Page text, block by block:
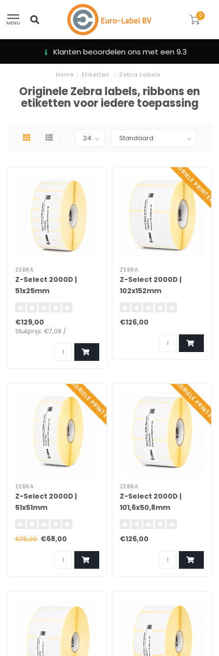
MENU
0
Klanten beoordelen ons met een 9.3
Home / Etiketten / Zebra Labels
Originele Zebra labels, ribbons en
etiketten voor iedere toepassing
ZEBRA
Z-Select 2000D |
51x25mm
€129,00
Stukprijs: €7,08 /
MOBIELE PRINTERS
ZEBRA
Z-Select 2000D |
102x152mm
€126,00
MOBIELE PRINTER
ZEBRA
Z-Select 2000D |
51x51mm
€75,00 €68,00
MOBIELE PRINTER
ZEBRA
Z-Select 2000D |
101,6x50,8mm
€126,00